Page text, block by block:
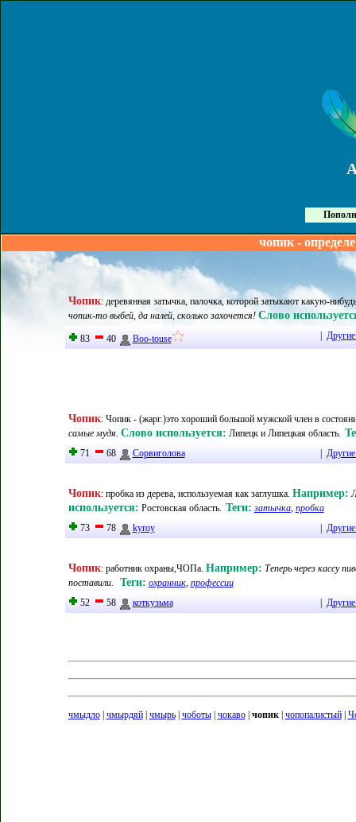
чопик -
Чопик: деревянная затычка, палочка, которой затыкают какую-
чопик-то выбей, да налей, сколько захочется! Слово
83 40 Boo-touse
Чопик: Чопик - (жарг.)это хороший большой мужской член в
самые мудя. Слово используется: Липецк и Липецкая область.
71 68 Сорвиголова
Чопик: пробка из дерева, используемая как заглушка. Например:
используется: Ростовская область. Теги: затычка, пробка
73
78 kyroy
Чопик: работник охраны,ЧОПа. Например: Теперь через кассу
поставили.
Теги: охранник, профессии
52
58 коткузьма
чмыдло| чмырдяй| чмырь| чоботы| чокаво| чопик| чопопалистый|